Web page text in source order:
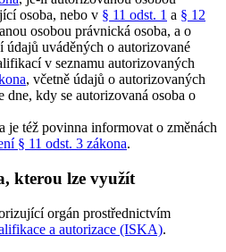
osoba, nebo v § 11 odst. 1 a § 12
osobou právnická osoba, a o
údajů uváděných o autorizované
v seznamu autorizovaných
, včetně údajů o autorizovaných
dne, kdy se autorizovaná osoba o
je též povinna informovat o změnách
§ 11 odst. 3 zákona.
kterou lze využít
orgán prostřednictvím
a autorizace (ISKA).